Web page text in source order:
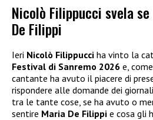
Nicolò Filippucci svela
De Filippi
Ieri Nicolò Filippucci ha vinto la
Festival di Sanremo 2026 e,
cantante ha avuto il piacere di
rispondere alle domande dei
tra le tante cose, se ha avuto o
sentire Maria De Filippi e cosa gli